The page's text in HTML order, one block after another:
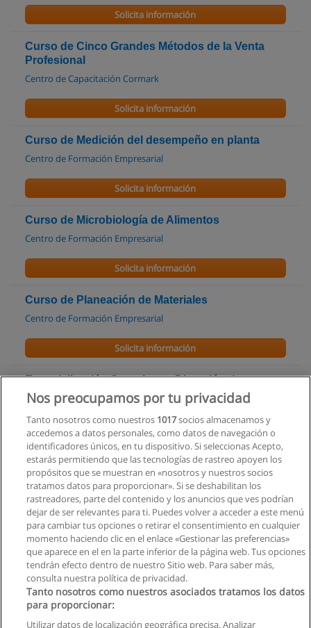
Solicita información
Curso de Cinco Grandes Métodos de la Venta
Profesional
Centro de Capacitación Cormark
Solicita información
Curso de Medición del desempeño en planta
Centro de Formación Empresarial
Solicita información
Curso de Microbiología de Alimentos
Centro de Formación Empresarial
Solicita información
Curso de Planeación de Materiales
Centro de Formación Empresarial
Solicita información
Especialización Superior en Dirección de
Empresas
Solicita información
Maestría en Negociación y cooperación
internacional
Facultad Latinoamericana de Ciencias Sociales Sede Ecuador
Solicita información
Nos preocupamos por tu privacidad
Tanto nosotros como nuestros 1017socios almacenamos y
accedemos a datos personales, como datos de navegación o
identificadores únicos, en tu dispositivo. Si seleccionas Acepto,
estarás permitiendo que las tecnologías de rastreo apoyen los
propósitos que se muestran en «nosotros y nuestros socios
tratamos datos para proporcionar». Si se deshabilitan los
rastreadores, parte del contenido y los anuncios que ves podrían
dejar de ser relevantes para ti. Puedes volver a acceder a este menú
para cambiar tus opciones o retirar el consentimiento en cualquier
momento haciendo clic en el enlace «Gestionar las preferencias»
que aparece en el en la parte inferior de la página web. Tus opciones
tendrán efecto dentro de nuestro Sitio web. Para saber más,
consulta nuestra política de privacidad.
Tanto nosotros como nuestros asociados tratamos los datos
para proporcionar:
Utilizar datos de localización geográfica precisa. Analizar